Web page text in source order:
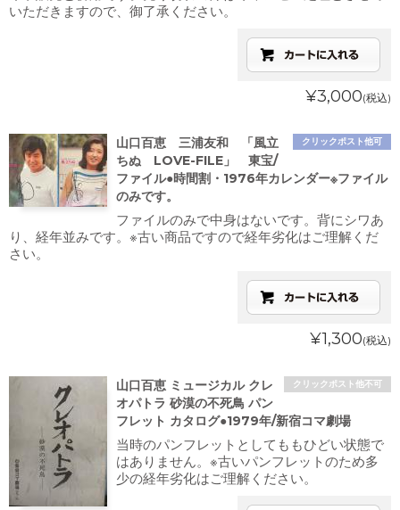
いただきますので、御了承ください。
¥3,000(税込)
クリックポスト他可
山口百恵 三浦友和 「風立
ちぬ LOVE-FILE」 東宝/
ファイル●時間割・1976年カレンダー※ファイル
のみです。
ファイルのみで中身はないです。背にシワあ
り、経年並みです。※古い商品ですので経年劣化はご理解くだ
さい。
¥1,300(税込)
クリックポスト他不可
山口百恵 ミュージカル クレ
オパトラ 砂漠の不死鳥 パン
フレット カタログ●1979年/新宿コマ劇場
当時のパンフレットとしてももひどい状態で
はありません。※古いパンフレットのため多
少の経年劣化はご理解ください。